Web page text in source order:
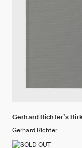
Gerhard Richterʼs
Gerhard Richter